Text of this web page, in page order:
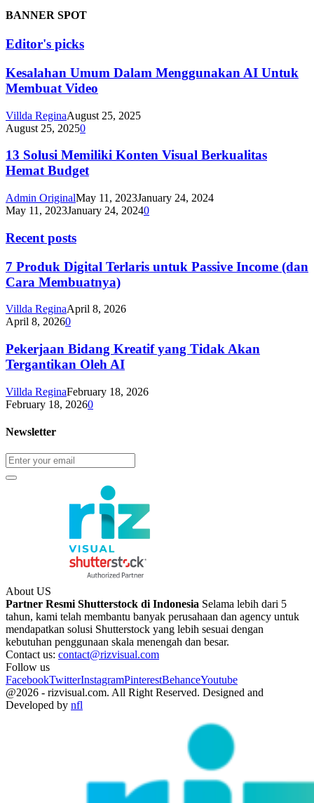
BANNER SPOT
Editor's picks
Kesalahan Umum Dalam Menggunakan AI Untuk
Membuat Video
Villda ReginaAugust 25, 2025
August 25, 20250
13 Solusi Memiliki Konten Visual Berkualitas
Hemat Budget
Admin OriginalMay 11, 2023January 24, 2024
May 11, 2023January 24, 20240
Recent posts
7 Produk Digital Terlaris untuk Passive Income (dan
Cara Membuatnya)
Villda ReginaApril 8, 2026
April 8, 20260
Pekerjaan Bidang Kreatif yang Tidak Akan
Tergantikan Oleh AI
Villda ReginaFebruary 18, 2026
February 18, 20260
Newsletter
About US
Partner Resmi Shutterstock di Indonesia Selama lebih dari 5
tahun, kami telah membantu banyak perusahaan dan agency untuk
mendapatkan solusi Shutterstock yang lebih sesuai dengan
kebutuhan penggunaan skala menengah dan besar.
Contact us: contact@rizvisual.com
Follow us
FacebookTwitterInstagramPinterestBehanceYoutube
@2026 - rizvisual.com. All Right Reserved. Designed and
Developed by nfl